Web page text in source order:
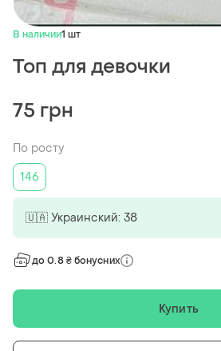
В наличии1 шт
Топ для девочки
75 грн
По росту
146
🇺🇦 Украинский: 38
до 0.8 ₴ бонусних
Купить